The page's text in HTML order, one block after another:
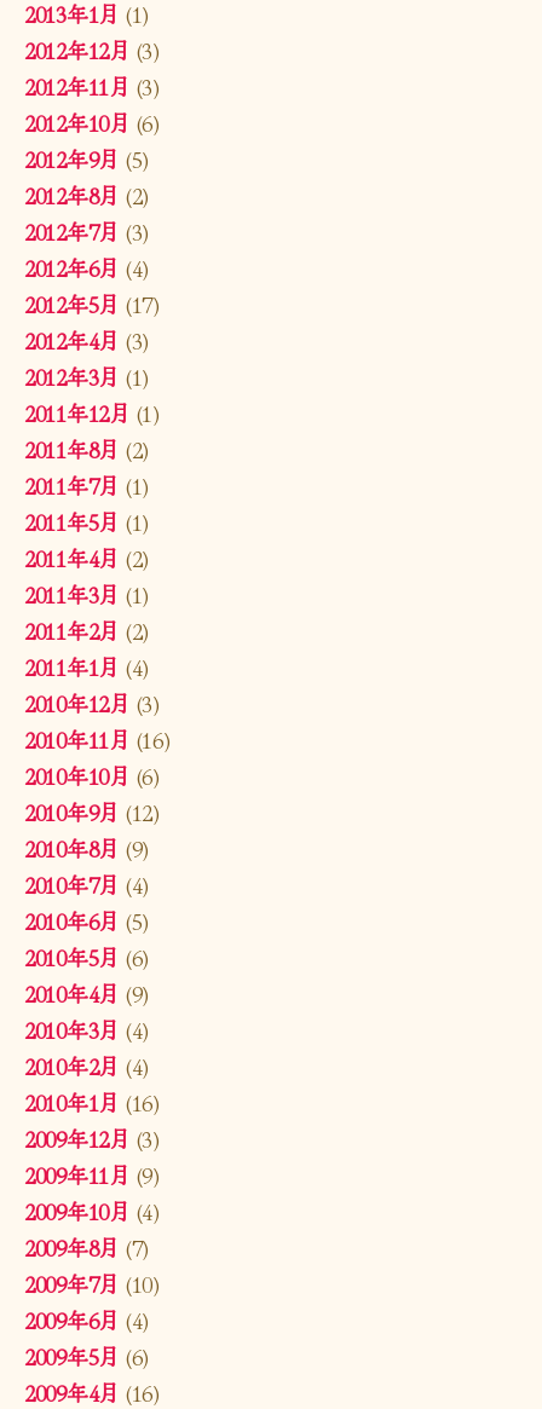
2013年1月 (1)
2012年12月 (3)
2012年11月 (3)
2012年10月 (6)
2012年9月 (5)
2012年8月 (2)
2012年7月 (3)
2012年6月 (4)
2012年5月 (17)
2012年4月 (3)
2012年3月 (1)
2011年12月 (1)
2011年8月 (2)
2011年7月 (1)
2011年5月 (1)
2011年4月 (2)
2011年3月 (1)
2011年2月 (2)
2011年1月 (4)
2010年12月 (3)
2010年11月 (16)
2010年10月 (6)
2010年9月 (12)
2010年8月 (9)
2010年7月 (4)
2010年6月 (5)
2010年5月 (6)
2010年4月 (9)
2010年3月 (4)
2010年2月 (4)
2010年1月 (16)
2009年12月 (3)
2009年11月 (9)
2009年10月 (4)
2009年8月 (7)
2009年7月 (10)
2009年6月 (4)
2009年5月 (6)
2009年4月 (16)